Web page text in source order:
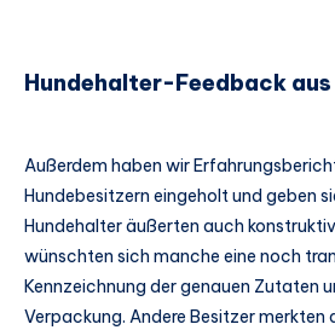
Hundehalter-Feedback
Außerdem haben wir
Hundebesitzern eingeholt und geben
Hundehalter äußerten auch
wünschten sich manche eine noch
Kennzeichnung der genauen Zutaten
Verpackung. Andere Besitzer merkten